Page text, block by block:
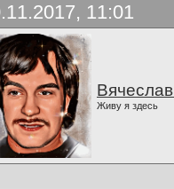
11:01
Живу я здесь